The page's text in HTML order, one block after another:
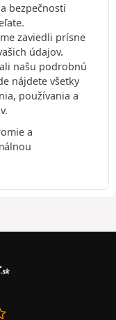
bezpečnosti
zaviedli prísne
údajov.
našu podrobnú
nájdete všetky
používania a
a